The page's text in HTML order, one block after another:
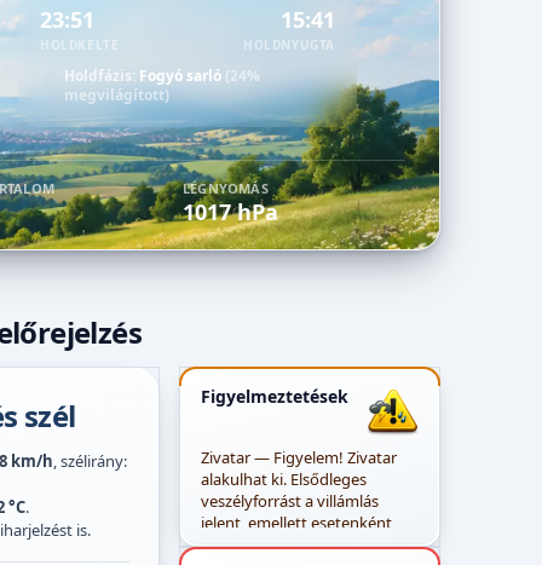
23:51
HOLDKELTE
15:41
HOLDNYUGTA
Holdfázis: Fogyó sarló (24%
megvilágított)
LÉGNYOMÁS
1017 hPa
szél
km/h, szélirány:
°C.
is.
Figyelmeztetések
Zivatar — Figyelem! Zivatar
alakulhat ki. Elsődleges
veszélyforrást a villámlás
jelent, emellett esetenként
szélerősödés, jégeső